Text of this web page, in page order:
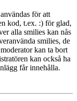
för att
kod, t.ex. :) för glad,
alla smilies kan nås
smilies, de
kan ta bort
kan också ha
får innehålla.